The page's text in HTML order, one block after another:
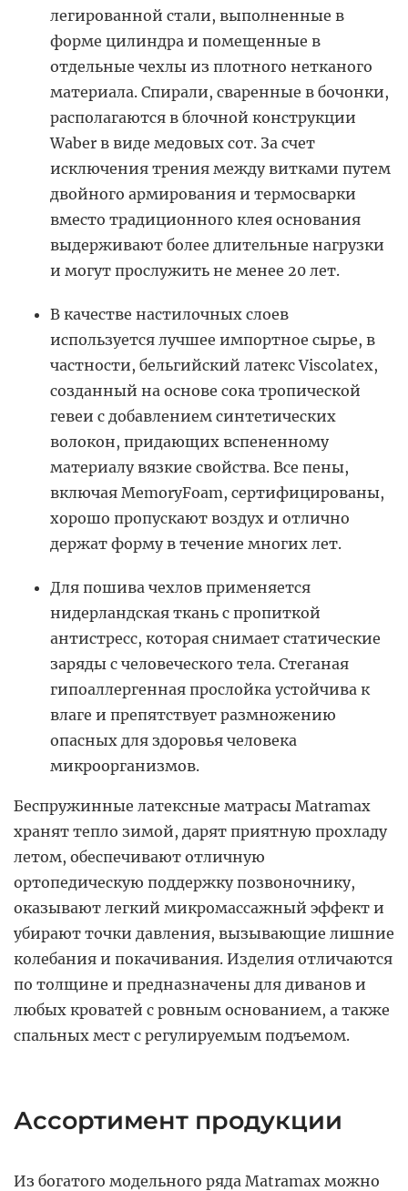
легированной стали, выполненные в
форме цилиндра и помещенные в
отдельные чехлы из плотного нетканого
материала. Спирали, сваренные в бочонки,
располагаются в блочной конструкции
Waber в виде медовых сот. За счет
исключения трения между витками путем
двойного армирования и термосварки
вместо традиционного клея основания
выдерживают более длительные нагрузки
и могут прослужить не менее 20 лет.
В качестве настилочных слоев
используется лучшее импортное сырье, в
частности, бельгийский латекс Viscolatex,
созданный на основе сока тропической
гевеи с добавлением синтетических
волокон, придающих вспененному
материалу вязкие свойства. Все пены,
включая MemoryFoam, сертифицированы,
хорошо пропускают воздух и отлично
держат форму в течение многих лет.
Для пошива чехлов применяется
нидерландская ткань с пропиткой
антистресс, которая снимает статические
заряды с человеческого тела. Стеганая
гипоаллергенная прослойка устойчива к
влаге и препятствует размножению
опасных для здоровья человека
микроорганизмов.
Беспружинные латексные матрасы Matramax
хранят тепло зимой, дарят приятную прохладу
летом, обеспечивают отличную
ортопедическую поддержку позвоночнику,
оказывают легкий микромассажный эффект и
убирают точки давления, вызывающие лишние
колебания и покачивания. Изделия отличаются
по толщине и предназначены для диванов и
любых кроватей с ровным основанием, а также
спальных мест с регулируемым подъемом.
Ассортимент продукции
Из богатого модельного ряда Matramax можно